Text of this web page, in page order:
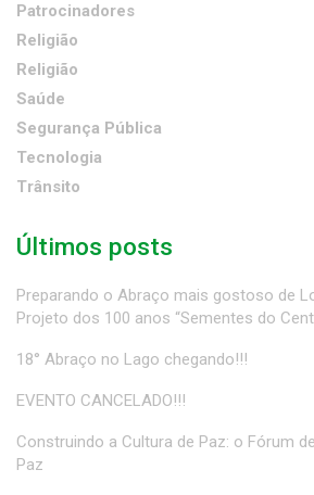
Patrocinadores
Religião
Religião
Saúde
Segurança Pública
Tecnologia
Trânsito
Últimos posts
Preparando o Abraço mais gostoso de
Projeto dos 100 anos “Sementes do
18° Abraço no Lago chegando!!!
EVENTO CANCELADO!!!
Construindo a Cultura de Paz: o Fórum
Paz